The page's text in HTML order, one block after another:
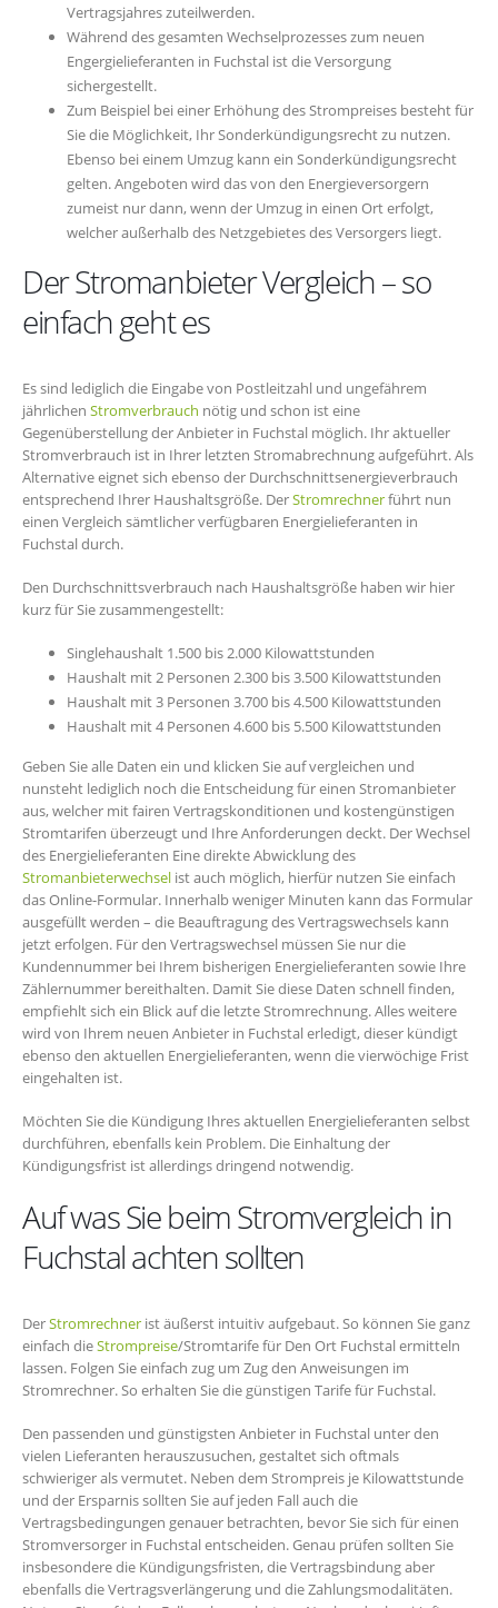
Vertragsjahres zuteilwerden.
Während des gesamten Wechselprozesses zum neuen
Engergielieferanten in Fuchstal ist die Versorgung
sichergestellt.
Zum Beispiel bei einer Erhöhung des Strompreises besteht für
Sie die Möglichkeit, Ihr Sonderkündigungsrecht zu nutzen.
Ebenso bei einem Umzug kann ein Sonderkündigungsrecht
gelten. Angeboten wird das von den Energieversorgern
zumeist nur dann, wenn der Umzug in einen Ort erfolgt,
welcher außerhalb des Netzgebietes des Versorgers liegt.
Der Stromanbieter Vergleich – so
einfach geht es
Es sind lediglich die Eingabe von Postleitzahl und ungefährem
jährlichen Stromverbrauch nötig und schon ist eine
Gegenüberstellung der Anbieter in Fuchstal möglich. Ihr aktueller
Stromverbrauch ist in Ihrer letzten Stromabrechnung aufgeführt. Als
Alternative eignet sich ebenso der Durchschnittsenergieverbrauch
entsprechend Ihrer Haushaltsgröße. DerStromrechnerführt nun
einen Vergleich sämtlicher verfügbaren Energielieferanten in
Fuchstal durch.
Den Durchschnittsverbrauch nach Haushaltsgröße haben wir hier
kurz für Sie zusammengestellt:
Singlehaushalt 1.500 bis 2.000 Kilowattstunden
Haushalt mit 2 Personen 2.300 bis 3.500 Kilowattstunden
Haushalt mit 3 Personen 3.700 bis 4.500 Kilowattstunden
Haushalt mit 4 Personen 4.600 bis 5.500 Kilowattstunden
Geben Sie alle Daten ein und klicken Sie auf vergleichen und
nunsteht lediglich noch die Entscheidung für einen Stromanbieter
aus, welcher mit fairen Vertragskonditionen und kostengünstigen
Stromtarifen überzeugt und Ihre Anforderungen deckt. Der Wechsel
des Energielieferanten Eine direkte Abwicklung des
Stromanbieterwechsel ist auch möglich, hierfür nutzen Sie einfach
das Online-Formular. Innerhalb weniger Minuten kann das Formular
ausgefüllt werden – die Beauftragung des Vertragswechsels kann
jetzt erfolgen. Für den Vertragswechsel müssen Sie nur die
Kundennummer bei Ihrem bisherigen Energielieferanten sowie Ihre
Zählernummer bereithalten. Damit Sie diese Daten schnell finden,
empfiehlt sich ein Blick auf die letzte Stromrechnung. Alles weitere
wird von Ihrem neuen Anbieter in Fuchstal erledigt, dieser kündigt
ebenso den aktuellen Energielieferanten, wenn die vierwöchige Frist
eingehalten ist.
Möchten Sie die Kündigung Ihres aktuellen Energielieferanten selbst
durchführen, ebenfalls kein Problem. Die Einhaltung der
Kündigungsfrist ist allerdings dringend notwendig.
Auf was Sie beim Stromvergleich in
Fuchstal achten sollten
DerStromrechner ist äußerst intuitiv aufgebaut. So können Sie ganz
einfach dieStrompreise/Stromtarife für Den Ort Fuchstal ermitteln
lassen. Folgen Sie einfach zug um Zug den Anweisungen im
Stromrechner. So erhalten Sie die günstigen Tarife für Fuchstal.
Den passenden und günstigsten Anbieter in Fuchstal unter den
vielen Lieferanten herauszusuchen, gestaltet sich oftmals
schwieriger als vermutet. Neben dem Strompreis je Kilowattstunde
und der Ersparnis sollten Sie auf jeden Fall auch die
Vertragsbedingungen genauer betrachten, bevor Sie sich für einen
Stromversorger in Fuchstal entscheiden. Genau prüfen sollten Sie
insbesondere die Kündigungsfristen, die Vertragsbindung aber
ebenfalls die Vertragsverlängerung und die Zahlungsmodalitäten.